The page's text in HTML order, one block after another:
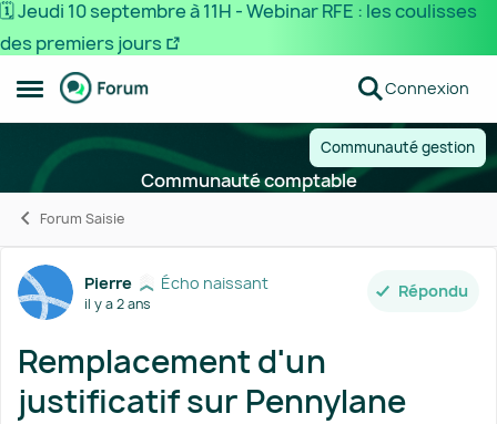
🗓️ Jeudi 10 septembre à 11H - Webinar RFE : les coulisses
des premiers jours
Ouvrir Menu Latéral
Passer au contenu Connexion
Communauté gestion
Communauté comptable
Forum Saisie
Forum Discussion
Pierre Écho naissant
il y a 2 ans
Répondu
Remplacement d'un
justificatif sur Pennylane